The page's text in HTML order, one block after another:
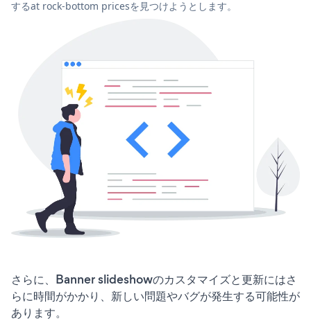
するat rock-bottom pricesを見つけようとします。
さらに、Banner slideshowのカスタマイズと更新にはさ
らに時間がかかり、新しい問題やバグが発生する可能性が
あります。